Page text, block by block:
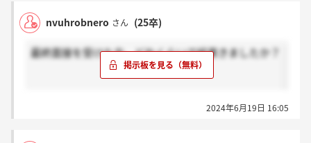
nvuhrobnero さん (25卒)
最終面接を受けた方。どれくらいで結果きましたか？
2024年6月19日 16:05